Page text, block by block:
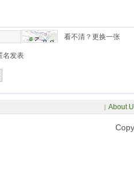
看不清？更换一张
名发表
| About